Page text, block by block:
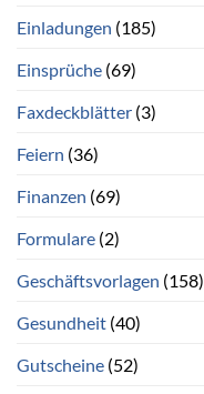
Einladungen (185)
Einsprüche (69)
Faxdeckblätter (3)
Feiern (36)
Finanzen (69)
Formulare (2)
Geschäftsvorlagen (158)
Gesundheit (40)
Gutscheine (52)